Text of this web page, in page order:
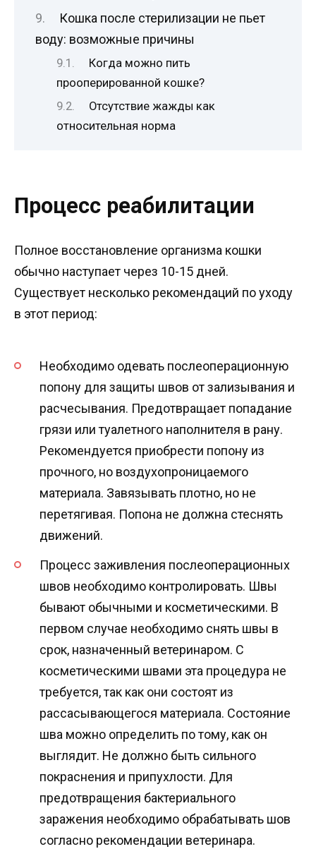
Кошка после стерилизации не пьет
воду: возможные причины
Когда можно пить
прооперированной кошке?
Отсутствие жажды как
относительная норма
Процесс реабилитации
Полное восстановление организма кошки
обычно наступает через 10-15 дней.
Существует несколько рекомендаций по уходу
в этот период:
Необходимо одевать послеоперационную
попону для защиты швов от зализывания и
расчесывания. Предотвращает попадание
грязи или туалетного наполнителя в рану.
Рекомендуется приобрести попону из
прочного, но воздухопроницаемого
материала. Завязывать плотно, но не
перетягивая. Попона не должна стеснять
движений.
Процесс заживления послеоперационных
швов необходимо контролировать. Швы
бывают обычными и косметическими. В
первом случае необходимо снять швы в
срок, назначенный ветеринаром. С
косметическими швами эта процедура не
требуется, так как они состоят из
рассасывающегося материала. Состояние
шва можно определить по тому, как он
выглядит. Не должно быть сильного
покраснения и припухлости. Для
предотвращения бактериального
заражения необходимо обрабатывать шов
согласно рекомендации ветеринара.